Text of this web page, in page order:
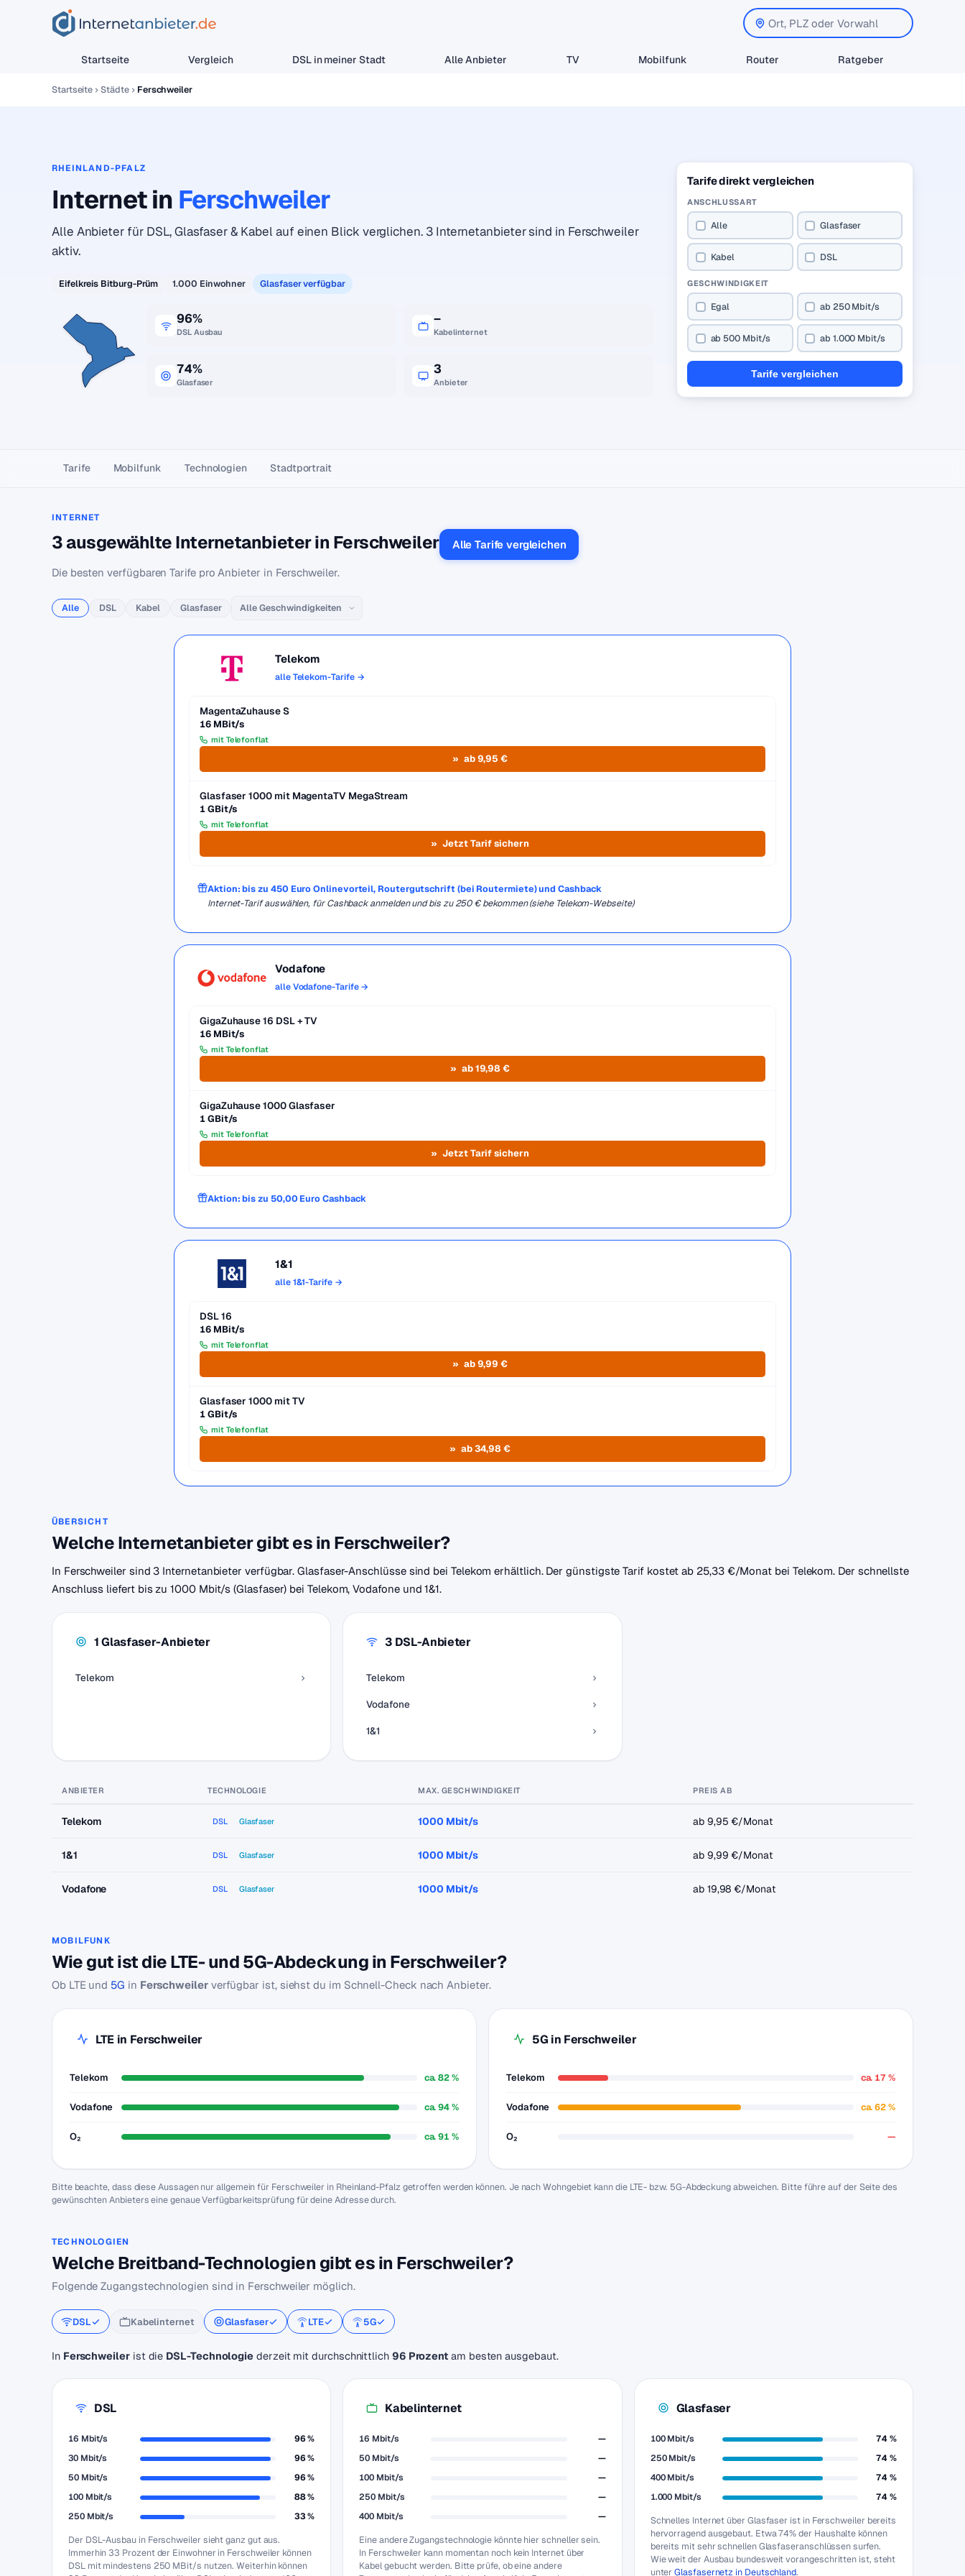
Startseite Vergleich DSL in meiner Stadt Alle Anbieter TV Mobilfunk Router Ratgeber
Startseite Städte Ferschweiler
RHEINLAND-PFALZ
Internet in Ferschweiler
Alle Anbieter für DSL, Glasfaser & Kabel auf einen Blick verglichen. 3 Internetanbieter sind in Ferschweiler
aktiv.
Eifelkreis Bitburg-Prüm 1.000 Einwohner Glasfaser verfügbar
96%
DSL Ausbau
–
Kabelinternet
74%
Glasfaser
3
Anbieter
Tarife direkt vergleichen
ANSCHLUSSART
Alle Glasfaser
Kabel DSL
GESCHWINDIGKEIT
Egal ab 250 Mbit/s
ab 500 Mbit/s ab 1.000 Mbit/s
Tarife vergleichen
Tarife Mobilfunk Technologien Stadtportrait
INTERNET
3 ausgewählte Internetanbieter in Ferschweiler Alle Tarife vergleichen
Die besten verfügbaren Tarife pro Anbieter in Ferschweiler.
Alle DSL Kabel Glasfaser
Telekom
alle Telekom-Tarife →
MagentaZuhause S
16 MBit/s
mit Telefonflat
ab 9,95 €
Glasfaser 1000 mit MagentaTV MegaStream
1 GBit/s
mit Telefonflat
Jetzt Tarif sichern
Aktion: bis zu 450 Euro Onlinevorteil, Routergutschrift (bei Routermiete) und Cashback
Internet-Tarif auswählen, für Cashback anmelden und bis zu 250 € bekommen (siehe Telekom-Webseite)
Vodafone
alle Vodafone-Tarife →
GigaZuhause 16 DSL + TV
16 MBit/s
mit Telefonflat
ab 19,98 €
GigaZuhause 1000 Glasfaser
1 GBit/s
mit Telefonflat
Jetzt Tarif sichern
Aktion: bis zu 50,00 Euro Cashback
1&1
alle 1&1-Tarife →
DSL 16
16 MBit/s
mit Telefonflat
ab 9,99 €
Glasfaser 1000 mit TV
1 GBit/s
mit Telefonflat
ab 34,98 €
ÜBERSICHT
Welche Internetanbieter gibt es in Ferschweiler?
In Ferschweiler sind 3 Internetanbieter verfügbar. Glasfaser-Anschlüsse sind bei Telekom erhältlich. Der günstigste Tarif kostet ab 25,33 €/Monat bei Telekom. Der schnellste
Anschluss liefert bis zu 1000 Mbit/s (Glasfaser) bei Telekom, Vodafone und 1&1.
1 Glasfaser-Anbieter
Telekom
3 DSL-Anbieter
Telekom
Vodafone
1&1
ANBIETER TECHNOLOGIE MAX. GESCHWINDIGKEIT PREIS AB
Telekom DSL Glasfaser 1000 Mbit/s ab 9,95 €/Monat
1&1 DSL Glasfaser 1000 Mbit/s ab 9,99 €/Monat
Vodafone DSL Glasfaser 1000 Mbit/s ab 19,98 €/Monat
MOBILFUNK
Wie gut ist die LTE- und 5G-Abdeckung in Ferschweiler?
Ob LTE und 5G in Ferschweilerverfügbar ist, siehst du im Schnell-Check nach Anbieter.
LTE in Ferschweiler
Telekom ca. 82 %
Vodafone ca. 94 %
O₂ ca. 91 %
5G in Ferschweiler
Telekom ca. 17 %
Vodafone ca. 62 %
O₂ —
Bitte beachte, dass diese Aussagen nur allgemein für Ferschweiler in Rheinland-Pfalz getroffen werden können. Je nach Wohngebiet kann die LTE- bzw. 5G-Abdeckung abweichen. Bitte führe auf der Seite des
gewünschten Anbieters eine genaue Verfügbarkeitsprüfung für deine Adresse durch.
TECHNOLOGIEN
Welche Breitband-Technologien gibt es in Ferschweiler?
Folgende Zugangstechnologien sind in Ferschweiler möglich.
DSL Kabelinternet Glasfaser LTE 5G
In Ferschweilerist die DSL-Technologie derzeit mit durchschnittlich 96 Prozent am besten ausgebaut.
DSL
16 Mbit/s
96 %
30 Mbit/s
96 %
50 Mbit/s
96 %
100 Mbit/s
88 %
250 Mbit/s
33 %
Der DSL-Ausbau in Ferschweiler sieht ganz gut aus.
Immerhin 33 Prozent der Einwohner in Ferschweiler können
DSL mit mindestens 250 MBit/s nutzen. Weiterhin können
Kabelinternet
16 Mbit/s
—
50 Mbit/s
—
100 Mbit/s
—
250 Mbit/s
—
400 Mbit/s
—
Eine andere Zugangstechnologie könnte hier schneller sein.
In Ferschweiler kann momentan noch kein Internet über
Kabel gebucht werden. Bitte prüfe, ob eine andere
Glasfaser
100 Mbit/s
74 %
250 Mbit/s
74 %
400 Mbit/s
74 %
1.000 Mbit/s
74 %
Schnelles Internet über Glasfaser ist in Ferschweiler bereits
hervorragend ausgebaut. Etwa 74% der Haushalte können
bereits mit sehr schnellen Glasfaseranschlüssen surfen.
Wie weit der Ausbau bundesweit vorangeschritten ist, steht
unterGlasfasernetz in Deutschland.